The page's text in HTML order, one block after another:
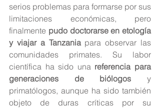
serios problemas para formarse por sus
limitaciones económicas, pero
finalmente pudo doctorarse en etología
y viajar a Tanzania para observar las
comunidades primates. Su labor
científica ha sido una referencia para
generaciones de biólogos y
primatólogos, aunque ha sido también
objeto de duras críticas por su